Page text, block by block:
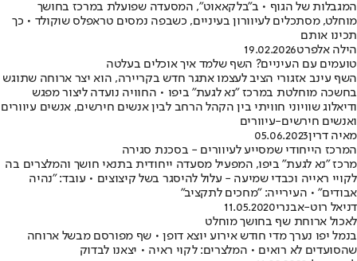
המגבלות של הגוף • ב"בלקאאוט", המסעדה שפועלת במרכז בחושך
מוחלט, מסתכלים לעיוורון בעיניים, כשבפה נמסים טראפלס שוקולד • כך
תכינו אותם
הילה אלפרט19.02.2026
טועמים עם העיניים? השף שלמד איך אוכלים בעלטה
השף עינב אזגורי הציב לעצמו אתגר חדש בקריירה, הוא יצר ארוחה שתוגש
בחשכה מוחלטת במרכז "נא לגעת" ביפו • החוויה נועדה ליצור מפגש
ודיאלוג שוויוני חוויתי בין הקהל הרחב לבין אנשים חירשים, אנשים עיוורים
ואנשים חירשים-עיוורים
מאיה דרין05.06.2023
המרכז הייחודי שמסייע לעיוורים - בסכנת סגירה
מרכז "נא לגעת" ביפו, המפעיל מסעדה ייחודית בתנאי חושך והמלצרים בה
לקויי ראייה וכבדי שמיעה - עלול להיסגר בשל קיצוצים • עובד: "נהיה
אבודים" • העירייה: "מחכים לתקציב"
דניאל רוט-אבנרי11.05.2020
לאכול ארוחת שף בחושך מוחלט
בנמל יפו נערך מדי חודש אירוע יוצא דופן • שף מפורסם מבשל ארוחה
שהסועדים לא רואים • המלצרים: לקוי ראיה • יצאנו לבדוק